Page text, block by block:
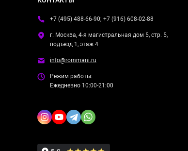
+7 (495) 488-66-90; +7 (916) 608-02-88
г. Москва, 4-я магистральная дом 5, стр. 5,
подъезд 1, этаж 4
info@rommani.ru
Режим работы:
Ежедневно 10:00-21:00